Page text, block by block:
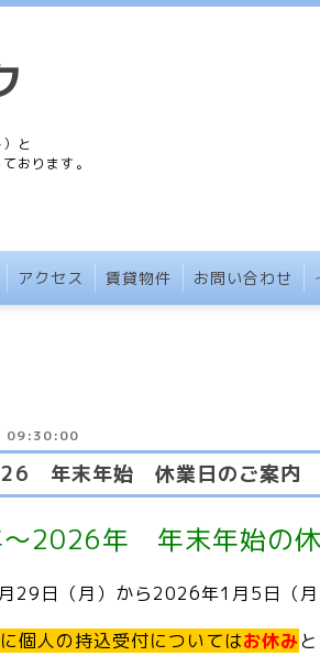
と
おります。
アクセス 賃貸物件 お問い合わせ
09:30:00
年末年始 休業日のご案内
2026年 年末年始の休
29日（月）から2026年1月5日（月
個人の持込受付についてはお休み